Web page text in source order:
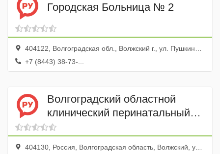
Городская Больница № 2
404122, Волгоградская обл., Волжский г., ул. Пушкина, 49
+7 (8443) 38-73-...
Волгоградский областной
клинический перинатальный
центр № 1 имени Л. И.
Ушаковой, город Волжский
404130, Россия, Волгоградская область, Волжский, улица Пушкина, 12А